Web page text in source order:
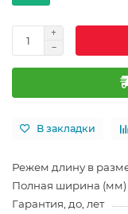
В закладки
Режем длину в
Полная ширина (мм)
Гарантия, до, лет